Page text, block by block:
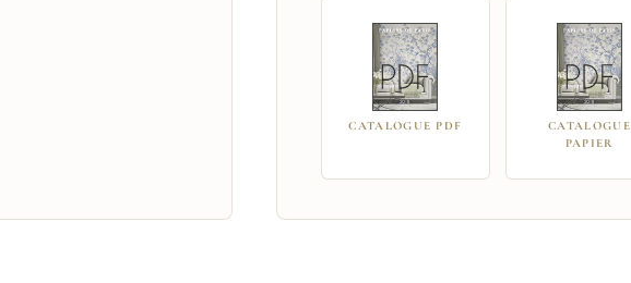
CATALOGUE PDF
CATALOGUE
PAPIER